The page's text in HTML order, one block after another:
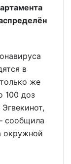
в
же
100 доз
сообщила
окружной